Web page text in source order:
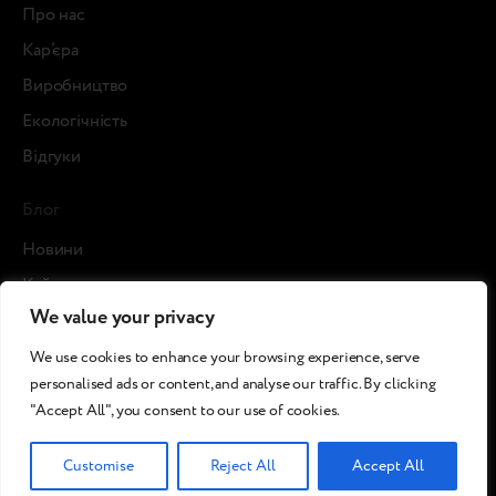
We value your privacy
We use cookies to enhance your browsing experience, serve
personalised ads or content, and analyse our traffic. By clicking
"Accept All", you consent to our use of cookies.
Customise Reject All Accept All
Про нас
Кар’єра
Виробництво
Екологічність
Відгуки
Блог
Новини
Кейси
Статті
ЗМІ про нас
Умови та
положення
Політика використання
файлів cookie
Політика